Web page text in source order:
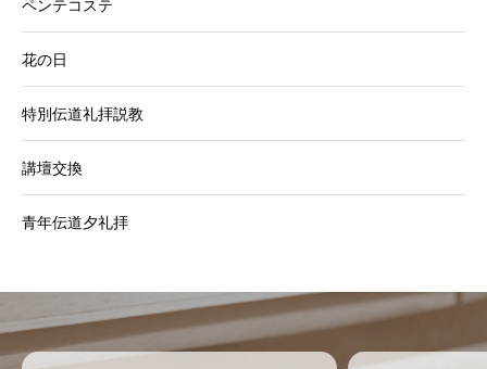
ペンテコステ
花の日
特別伝道礼拝説教
講壇交換
青年伝道夕礼拝